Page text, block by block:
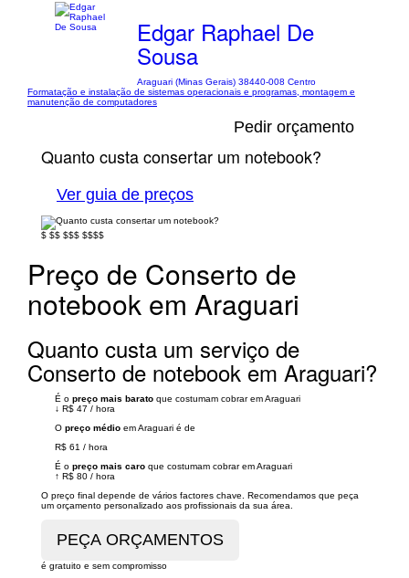
Edgar Raphael De
Sousa
Araguari (Minas Gerais) 38440-008 Centro
Formatação e instalação de sistemas operacionais e programas, montagem e
manutenção de computadores
Pedir orçamento
Quanto custa consertar um notebook?
Ver guia de preços
$ $$ $$$ $$$$
Preço de Conserto de
notebook em Araguari
Quanto custa um serviço de
Conserto de notebook em Araguari?
É o preço mais barato que costumam cobrar em Araguari
↓ R$ 47 / hora
O preço médio em Araguari é de
R$ 61 / hora
É o preço mais caro que costumam cobrar em Araguari
↑ R$ 80 / hora
O preço final depende de vários factores chave. Recomendamos que peça
um orçamento personalizado aos profissionais da sua área.
é gratuito e sem compromisso